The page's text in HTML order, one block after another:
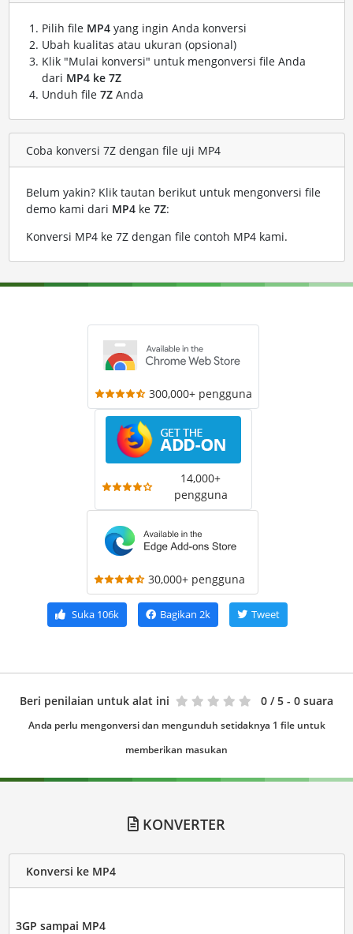
Pilih file MP4yang ingin Anda konversi
Ubah kualitas atau ukuran (opsional)
Klik "Mulai konversi" untuk mengonversi file Anda
dari MP4 ke 7Z
Unduh file 7ZAnda
Coba konversi 7Z dengan file uji MP4
Belum yakin? Klik tautan berikut untuk mengonversi file
demo kami dari MP4ke 7Z:
Konversi MP4 ke 7Z dengan file contoh MP4 kami.
300,000+ pengguna
14,000+
pengguna
30,000+ pengguna
Suka106k Bagikan 2k Tweet
Beri penilaian untuk alat ini 0 / 5 - 0 suara
Anda perlu mengonversi dan mengunduh setidaknya 1 file untuk
memberikan masukan
KONVERTER
Konversi ke MP4
3GP sampai MP4